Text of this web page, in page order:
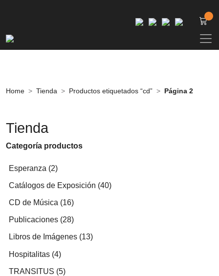
Home Tienda Productos etiquetados “cd” Página 2
Tienda
Categoría productos
Esperanza 22
Catálogos de Exposición 4040
CD de Música 1616
Publicaciones 2828
Libros de Imágenes 1313
Hospitalitas 44
TRANSITUS 55